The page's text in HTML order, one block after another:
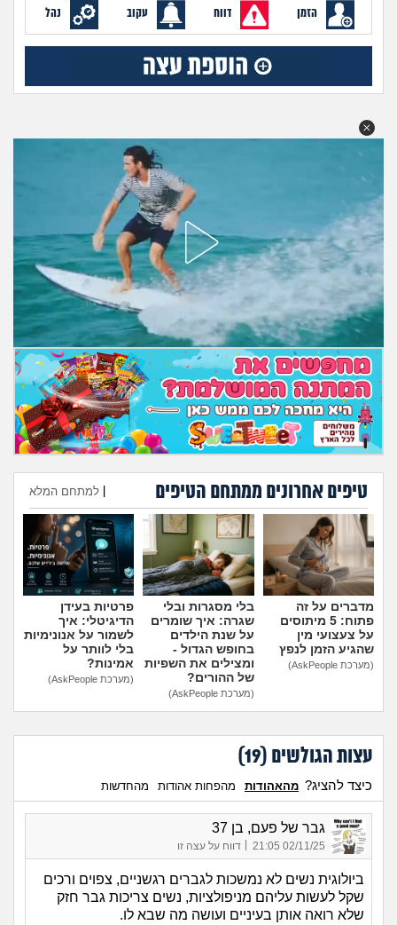
הזמן דווח עקוב נהל
טיפים אחרונים ממתחם הטיפים למתחם המלא
הוספת טיפ
מדברים על זה
פתוח: 5 מיתוסים
על צעצועי מין
שהגיע הזמן לנפץ
(מערכת AskPeople)
בלי מסגרות ובלי
שגרה: איך שומרים
על שנת הילדים
בחופש הגדול -
ומצילים את השפיות
של ההורים?
(מערכת AskPeople)
פרטיות בעידן
הדיגיטלי: איך
לשמור על אנונימיות
בלי לוותר על
אמינות?
(מערכת AskPeople)
עצות הגולשים (19
)
כיצד להציג? מהאהודות מהפחות אהודות מהחדשות
גבר של פעם, בן 37
02/11/25 21:05
| דווח על עצה זו
ביולוגית נשים לא נמשכות לגברים רגשניים, צפוים ורכים
שקל לעשות עליהם מניפולציות, נשים צריכות גבר חזק
שלא רואה אותן בעיניים ועושה מה שבא לו.